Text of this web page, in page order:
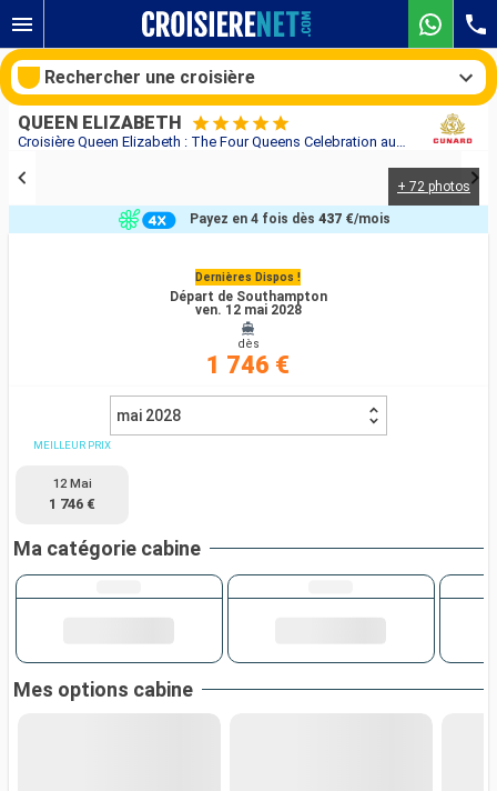
Croisière Queen Elizabeth : The Four Queens Celebration au départ de Southampton
QUEEN ELIZABETH
+ 72 photos
Dernières Dispos !
Départ de Southampton
ven. 12 mai 2028
dès
1 746 €
Payez en 4 fois dès 437 €/mois
mai 2028
MEILLEUR PRIX
12 Mai
1 746 €
Ma catégorie cabine
Mes options cabine
Rechercher une croisière
Compagnies
Rechercher